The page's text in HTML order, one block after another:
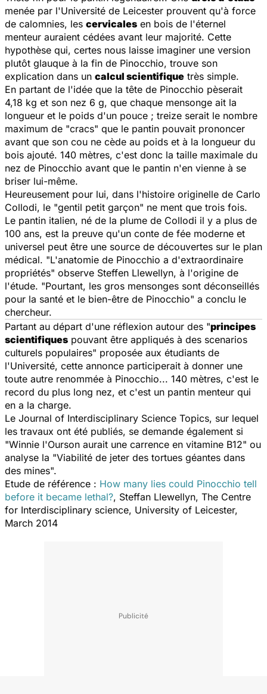
menée par l'Université de Leicester prouvent qu'à force
de calomnies, les cervicales en bois de l'éternel
menteur auraient cédées avant leur majorité. Cette
hypothèse qui, certes nous laisse imaginer une version
plutôt glauque à la fin de Pinocchio, trouve son
explication dans un calcul scientifique très simple.
En partant de l'idée que la tête de Pinocchio pèserait
4,18 kg et son nez 6 g, que chaque mensonge ait la
longueur et le poids d'un pouce ; treize serait le nombre
maximum de "cracs" que le pantin pouvait prononcer
avant que son cou ne cède au poids et à la longueur du
bois ajouté. 140 mètres, c'est donc la taille maximale du
nez de Pinocchio avant que le pantin n'en vienne à se
briser lui-même.
Heureusement pour lui, dans l'histoire originelle de Carlo
Collodi, le "gentil petit garçon" ne ment que trois fois.
Le pantin italien, né de la plume de Collodi il y a plus de
100 ans, est la preuve qu'un conte de fée moderne et
universel peut être une source de découvertes sur le plan
médical. "L'anatomie de Pinocchio a d'extraordinaire
propriétés" observe Steffen Llewellyn, à l'origine de
l'étude. "Pourtant, les gros mensonges sont déconseillés
pour la santé et le bien-être de Pinocchio" a conclu le
chercheur.
Partant au départ d'une réflexion autour des "principes
scientifiques pouvant être appliqués à des scenarios
culturels populaires" proposée aux étudiants de
l'Université, cette annonce participerait à donner une
toute autre renommée à Pinocchio... 140 mètres, c'est le
record du plus long nez, et c'est un pantin menteur qui
en a la charge.
Le Journal of Interdisciplinary Science Topics, sur lequel
les travaux ont été publiés, se demande également si
"Winnie l'Ourson aurait une carrence en vitamine B12" ou
analyse la "Viabilité de jeter des tortues géantes dans
des mines".
Etude de référence : How many lies could Pinocchio tell
before it became lethal?, Steffan Llewellyn, The Centre
for Interdisciplinary science, University of Leicester,
March 2014